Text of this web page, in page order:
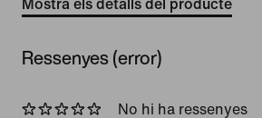
Mostra els detalls del producte
Ressenyes (error)
No hi ha ressenyes